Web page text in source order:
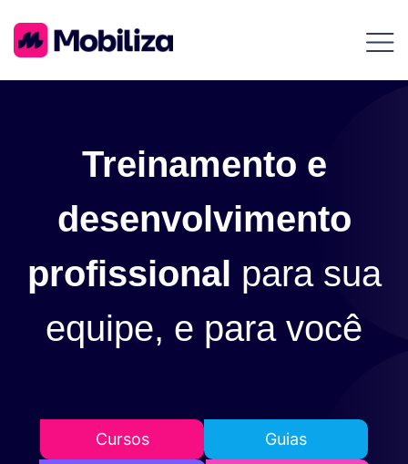
Treinamento e
desenvolvimento
profissional para sua
equipe, e para você
Cursos Guias